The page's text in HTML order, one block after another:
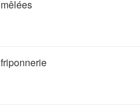
mêlées
friponnerie